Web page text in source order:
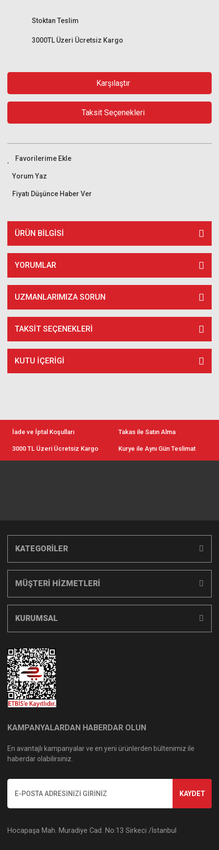
3000TL Üzeri Ücretsiz Kargo
Stoktan Teslim
Karşılaştır
Taksit Seçenekleri
Yorum Yaz
Fiyatı Düşünce Haber Ver
ÜRÜN BILGISI
YORUMLAR
UZMANLARIMIZA SORUN
TAKSIT SEÇENEKLERI
KUTU İÇERİGİ
İade ve İptal Koşulları Takas ile Satın Alma
3000 TL Üzeri Ücretsiz Kargo Kurye ile Aynı Gün Teslimat
KATEGORİLER
MÜŞTERİ HİZMETLERİ
KURUMSAL
KAMPANYALARDAN HABERDAR OLUN
En avantajlı kampanyalar ve en yeni ürünlerden bültenimiz ile
haberdar olabilirsiniz.
KAYDET
Hocapaşa Mah. Muradiye Cad. No:13 Sirkeci /İstanbul